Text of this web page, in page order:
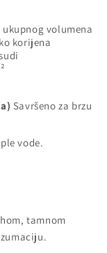
ukupnog volumena
korijena
Savršeno za brzu
vode.
tamnom